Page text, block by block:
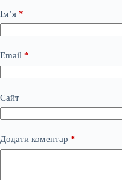
Ім’я *
Email *
Сайт
Додати коментар *